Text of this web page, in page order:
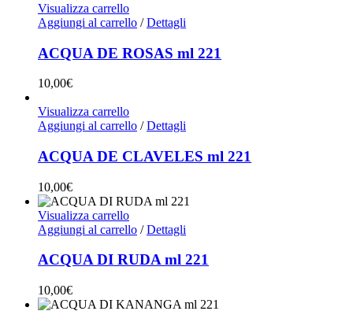
Visualizza carrello
Aggiungi al carrello / Dettagli
ACQUA DE ROSAS ml 221
10,00€
Visualizza carrello
Aggiungi al carrello / Dettagli
ACQUA DE CLAVELES ml 221
10,00€
Visualizza carrello
Aggiungi al carrello / Dettagli
ACQUA DI RUDA ml 221
10,00€